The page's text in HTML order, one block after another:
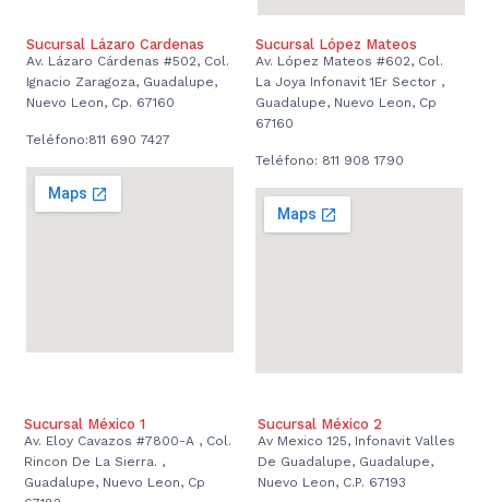
Sucursal Lázaro Cardenas
Av. Lázaro Cárdenas #502, Col.
Ignacio Zaragoza, Guadalupe,
Nuevo Leon, Cp. 67160
Teléfono:811 690 7427
Sucursal López Mateos
Av. López Mateos #602, Col.
La Joya Infonavit 1Er Sector ,
Guadalupe, Nuevo Leon, Cp
67160
Teléfono: 811 908 1790
Sucursal México 1
Av. Eloy Cavazos #7800-A , Col.
Rincon De La Sierra. ,
Guadalupe, Nuevo Leon, Cp
Sucursal México 2
Av Mexico 125, Infonavit Valles
De Guadalupe, Guadalupe,
Nuevo Leon, C.P. 67193